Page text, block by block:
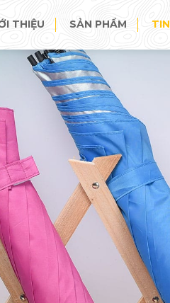
THIỆU SẢN PHẨM
SỰ KIỆN